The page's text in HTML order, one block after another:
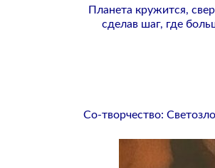
Планета кружится,
сделав шаг, где
Со-творчество: